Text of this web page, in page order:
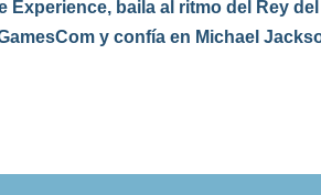
Experience, baila al ritmo del Rey
y confía en Michael